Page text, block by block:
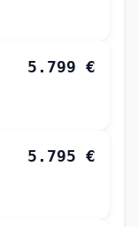
5.799 €
5.795 €